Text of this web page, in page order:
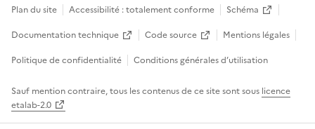
Plan du site Accessibilité : totalement conforme
Schéma
Documentation technique
Code source
Mentions légales
Politique de confidentialité
Conditions générales d’utilisation
Sauf mention contraire, tous les contenus de ce site sont sous licence
etalab-2.0